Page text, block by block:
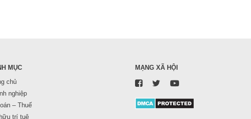
MỤC
chủ
nghiệp
– Thuế
trí tuệ
MẠNG XÃ HỘI